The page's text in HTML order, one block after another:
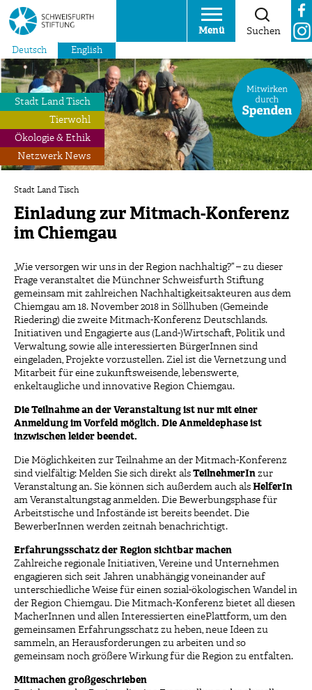
Menü Suchen
Deutsch English
Stadt Land Tisch
Tierwohl
Ökologie & Ethik
Netzwerk News
Stadt Land Tisch
Einladung zur Mitmach-Konferenz
im Chiemgau
„Wie versorgen wir uns in der Region nachhaltig?“ – zu dieser
Frage veranstaltet die Münchner Schweisfurth Stiftung
gemeinsam mit zahlreichen Nachhaltigkeitsakteuren aus dem
Chiemgau am 18. November 2018 in Söllhuben (Gemeinde
Riedering) die zweite Mitmach-Konferenz Deutschlands.
Initiativen und Engagierte aus (Land-)Wirtschaft, Politik und
Verwaltung, sowie alle interessierten BürgerInnen sind
eingeladen, Projekte vorzustellen. Ziel ist die Vernetzung und
Mitarbeit für eine zukunftsweisende, lebenswerte,
enkeltaugliche und innovative Region Chiemgau.
Die Teilnahme an der Veranstaltung ist nur mit einer
Anmeldung im Vorfeld möglich. Die Anmeldephase ist
inzwischen leider beendet.
Die Möglichkeiten zur Teilnahme an der Mitmach-Konferenz
sind vielfältig: Melden Sie sich direkt als TeilnehmerIn zur
Veranstaltung an. Sie können sich außerdem auch als HelferIn
am Veranstaltungstag anmelden. Die Bewerbungsphase für
Arbeitstische und Infostände ist bereits beendet. Die
BewerberInnen werden zeitnah benachrichtigt.
Erfahrungsschatz der Region sichtbar machen
Zahlreiche regionale Initiativen, Vereine und Unternehmen
engagieren sich seit Jahren unabhängig voneinander auf
unterschiedliche Weise für einen sozial-ökologischen Wandel in
der Region Chiemgau. Die Mitmach-Konferenz bietet all diesen
MacherInnen und allen Interessierten einePlattform, um den
gemeinsamen Erfahrungsschatz zu heben, neue Ideen zu
sammeln, an Herausforderungen zu arbeiten und so
gemeinsam noch größere Wirkung für die Region zu entfalten.
Mitmachen großgeschrieben